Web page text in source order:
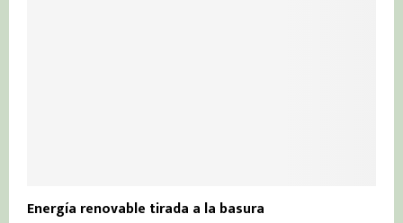
Energía renovable tirada a la basura